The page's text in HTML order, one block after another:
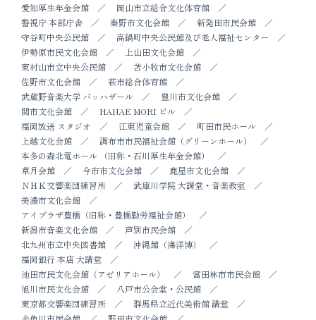
愛知厚生年金会館
岡山市立総合文化体育館
警視庁 本部庁舎
秦野市文化会館
新発田市民会館
守谷町中央公民館
高鍋町中央公民館及び老人福祉センター
伊勢原市民文化会館
上山田文化会館
東村山市立中央公民館
苫小牧市文化会館
佐野市文化会館
萩市総合体育館
武蔵野音楽大学 バッハザール
豊川市文化会館
関市文化会館
HANAE MORI ビル
福岡放送 スタジオ
江東児童会館
町田市民ホール
上越文化会館
調布市市民福祉会館（グリーンホール）
本多の森北電ホール （旧称・石川厚生年金会館）
草月会館
今市市文化会館
鹿屋市文化会館
ＮＨＫ交響楽団練習所
武庫川学院 大講堂・音楽教室
美濃市文化会館
アイプラザ豊橋（旧称・豊橋勤労福祉会館）
新潟市音楽文化会館
芦別市民会館
北九州市立中央図書館
沖縄館（海洋博）
福岡銀行 本店 大講堂
池田市民文化会館（アゼリアホール）
富田林市市民会館
旭川市民文化会館
八戸市公会堂・公民館
東京都交響楽団練習所
群馬県立近代美術館 講堂